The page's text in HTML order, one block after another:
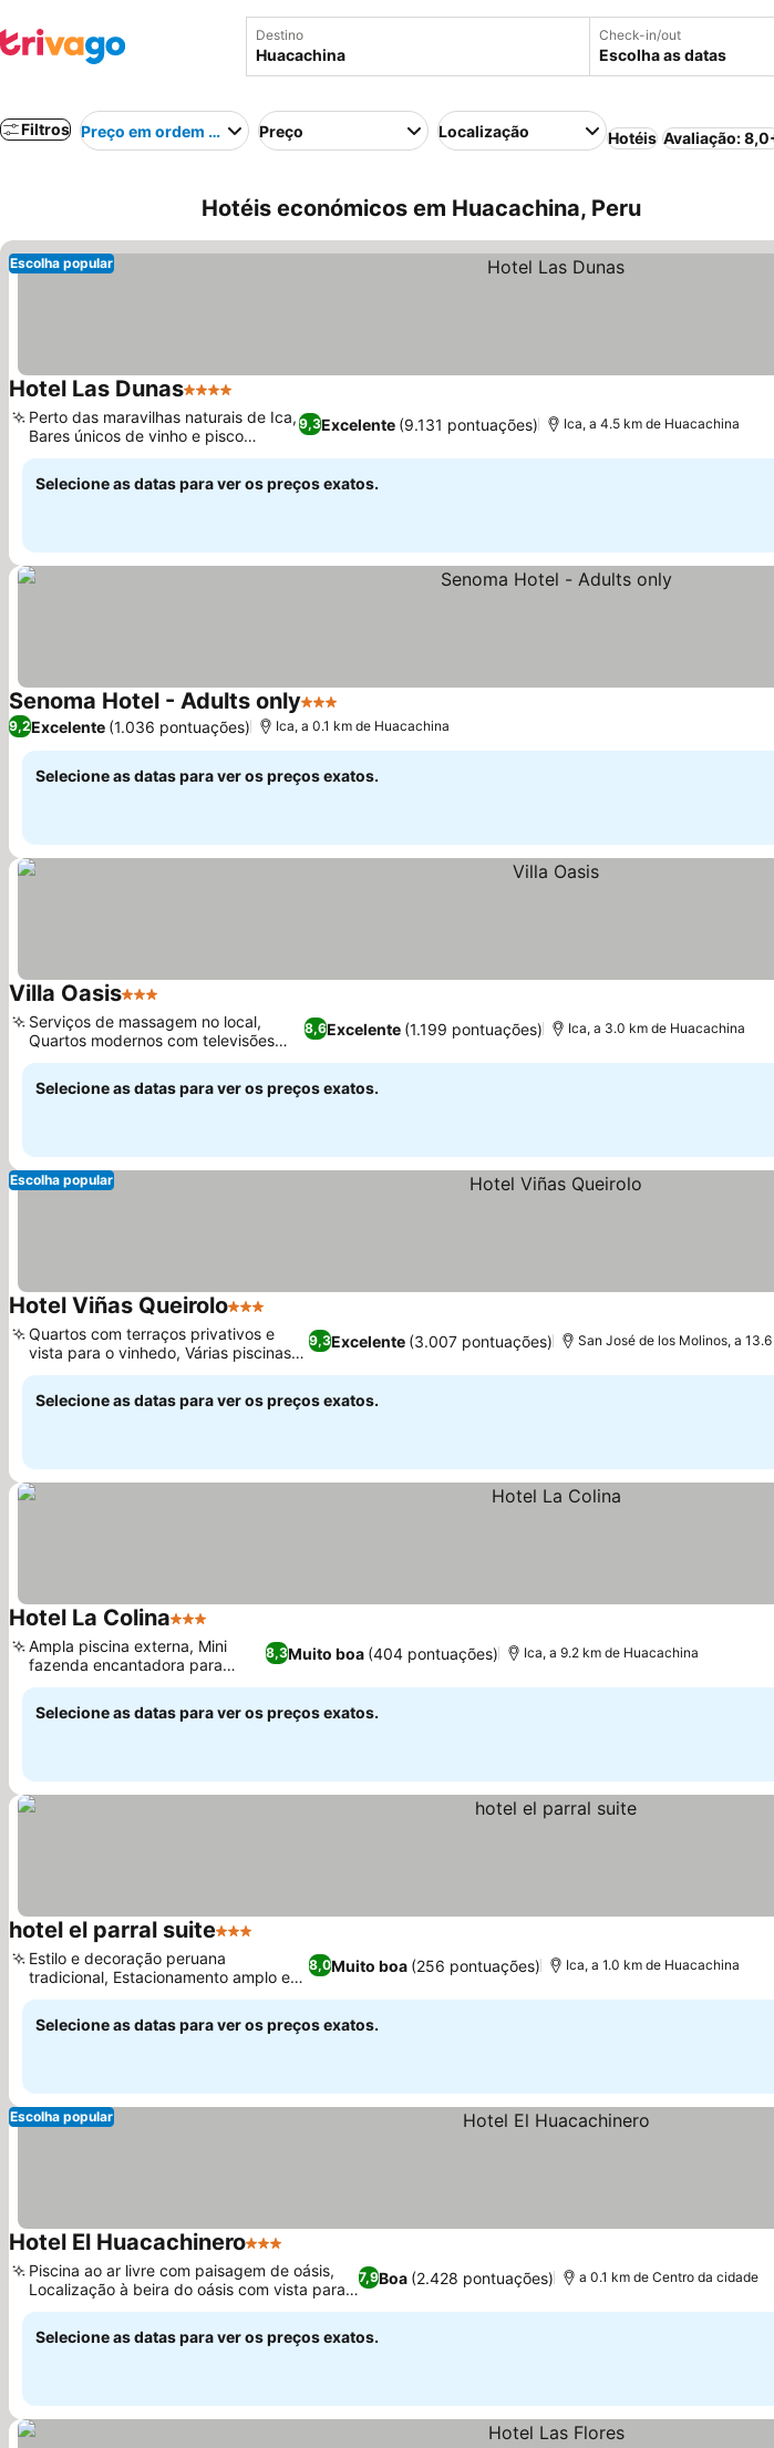
Destino Check-in/out
Escolha as datas
Filtros Preço em ordem crescentePreço Localização Hotéis Avaliação:
Hotéis económicos em Huacachina, Peru
Escolha popular
Hotel Las Dunas4 Estrelas
9,3Excelente (9.131 pontuações)
Perto das maravilhas naturais de Ica,
Bares únicos de vinho e pisco
regionais
Ica, a 4.5 km de Huacachina
Selecione as datas para ver os preços exatos.
Senoma Hotel - Adults only3 Estrelas
9,2Excelente (1.036 pontuações) Ica, a 0.1 km de Huacachina
Selecione as datas para ver os preços exatos.
Villa Oasis3 Estrelas
8,6Excelente (1.199 pontuações)
Serviços de massagem no local,
Quartos modernos com televisões
inteligentes
Ica, a 3.0 km de Huacachina
Selecione as datas para ver os preços exatos.
Escolha popular
Hotel Viñas Queirolo3 Estrelas
9,3Excelente (3.007 pontuações)
Quartos com terraços privativos e
vista para o vinhedo, Várias piscinas
aquecidas
San José de los Molinos, a
Selecione as datas para ver os preços exatos.
Hotel La Colina3 Estrelas
8,3Muito boa (404 pontuações)
Ampla piscina externa, Mini
fazenda encantadora para
famílias
Ica, a 9.2 km de Huacachina
Selecione as datas para ver os preços exatos.
hotel el parral suite3 Estrelas
8,0Muito boa (256 pontuações)
Estilo e decoração peruana
tradicional, Estacionamento amplo e
seguro no local
Ica, a 1.0 km de Huacachina
Selecione as datas para ver os preços exatos.
Escolha popular
Hotel El Huacachinero3 Estrelas
7,9Boa (2.428 pontuações)
Piscina ao ar livre com paisagem de oásis,
Localização à beira do oásis com vista para
as dunas
a 0.1 km de Centro da cidade
Selecione as datas para ver os preços exatos.